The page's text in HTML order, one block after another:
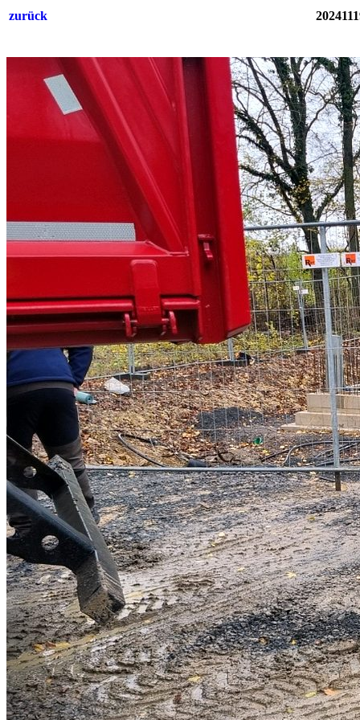
zurück